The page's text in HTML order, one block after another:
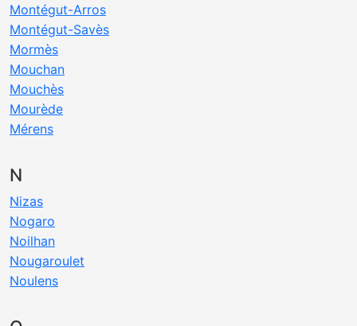
Montégut-Arros
Montégut-Savès
Mormès
Mouchan
Mouchès
Mourède
Mérens
N
Nizas
Nogaro
Noilhan
Nougaroulet
Noulens